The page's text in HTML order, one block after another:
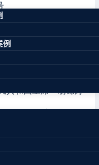
例
经营纠纷调解仲裁
届全国人民代表大
年6月27日通过，
行。
共和国主席 胡锦涛
经营纠纷调解仲裁法
人民代表大会常务